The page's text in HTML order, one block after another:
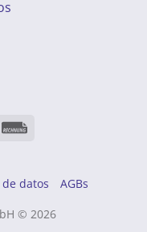
datos
AGBs
© 2026